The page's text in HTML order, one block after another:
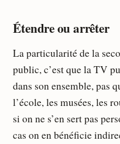
Étendre ou arrêter
La particularité de la
public, c’est que la TV
dans son ensemble, pas
l’école, les musées, les
si on ne s’en sert pas
cas on en bénéficie